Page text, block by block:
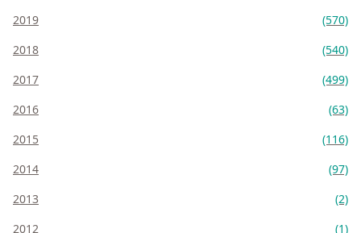
2019
(570)
2018
(540)
2017
(499)
2016
(63)
2015
(116)
2014
(97)
2013
(2)
2012
(1)